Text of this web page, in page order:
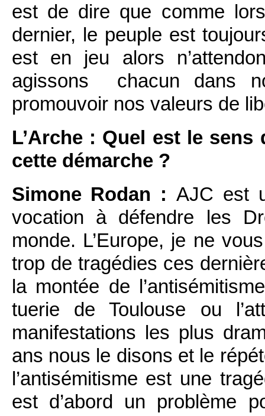
est de dire que comme
dernier, le peuple est
est en jeu alors
agissons chacun dans
promouvoir nos valeurs de
L’Arche : Quel est le sens
cette démarche ?
Simone Rodan : AJC est
vocation à défendre les
monde. L’Europe, je ne
trop de tragédies ces
la montée de
tuerie de Toulouse ou
manifestations les plus
ans nous le disons et le
l’antisémitisme est une
est d’abord un problème